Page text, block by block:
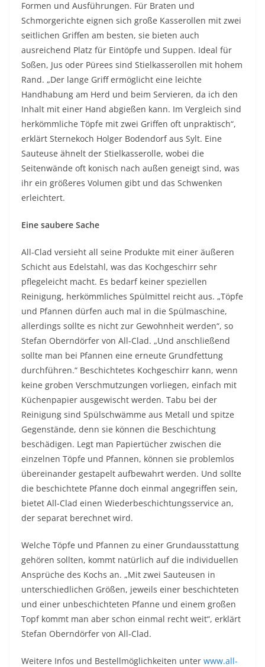
Formen und Ausführungen. Für Braten und
Schmorgerichte eignen sich große Kasserollen mit zwei
seitlichen Griffen am besten, sie bieten auch
ausreichend Platz für Eintöpfe und Suppen. Ideal für
Soßen, Jus oder Pürees sind Stielkasserollen mit hohem
Rand. „Der lange Griff ermöglicht eine leichte
Handhabung am Herd und beim Servieren, da ich den
Inhalt mit einer Hand abgießen kann. Im Vergleich sind
herkömmliche Töpfe mit zwei Griffen oft unpraktisch“,
erklärt Sternekoch Holger Bodendorf aus Sylt. Eine
Sauteuse ähnelt der Stielkasserolle, wobei die
Seitenwände oft konisch nach außen geneigt sind, was
ihr ein größeres Volumen gibt und das Schwenken
erleichtert.
Eine saubere Sache
All-Clad versieht all seine Produkte mit einer äußeren
Schicht aus Edelstahl, was das Kochgeschirr sehr
pflegeleicht macht. Es bedarf keiner speziellen
Reinigung, herkömmliches Spülmittel reicht aus. „Töpfe
und Pfannen dürfen auch mal in die Spülmaschine,
allerdings sollte es nicht zur Gewohnheit werden“, so
Stefan Oberndörfer von All-Clad. „Und anschließend
sollte man bei Pfannen eine erneute Grundfettung
durchführen.“ Beschichtetes Kochgeschirr kann, wenn
keine groben Verschmutzungen vorliegen, einfach mit
Küchenpapier ausgewischt werden. Tabu bei der
Reinigung sind Spülschwämme aus Metall und spitze
Gegenstände, denn sie können die Beschichtung
beschädigen. Legt man Papiertücher zwischen die
einzelnen Töpfe und Pfannen, können sie problemlos
übereinander gestapelt aufbewahrt werden. Und sollte
die beschichtete Pfanne doch einmal angegriffen sein,
bietet All-Clad einen Wiederbeschichtungsservice an,
der separat berechnet wird.
Welche Töpfe und Pfannen zu einer Grundausstattung
gehören sollten, kommt natürlich auf die individuellen
Ansprüche des Kochs an. „Mit zwei Sauteusen in
unterschiedlichen Größen, jeweils einer beschichteten
und einer unbeschichteten Pfanne und einem großen
Topf kommt man aber schon einmal recht weit“, erklärt
Stefan Oberndörfer von All-Clad.
Weitere Infos und Bestellmöglichkeiten unter www.all-